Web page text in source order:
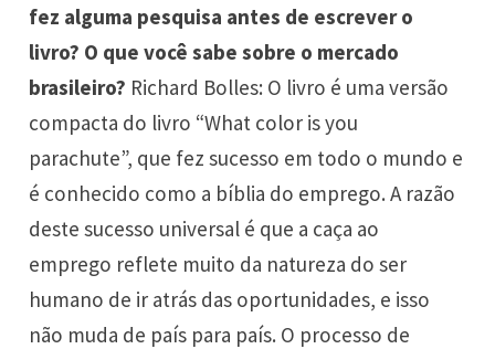
fez alguma pesquisa antes de escrever o
livro? O que você sabe sobre o mercado
brasileiro? Richard Bolles: O livro é uma versão
compacta do livro “What color is you
parachute”, que fez sucesso em todo o mundo e
é conhecido como a bíblia do emprego. A razão
deste sucesso universal é que a caça ao
emprego reflete muito da natureza do ser
humano de ir atrás das oportunidades, e isso
não muda de país para país. O processo de